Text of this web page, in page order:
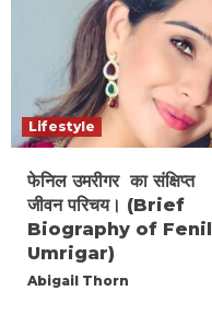
Lifestyle
फेनिल उमरीगर का संक्षिप्त
जीवन परिचय। (Brief
Biography of Fenil
Umrigar)
Abigail Thorn